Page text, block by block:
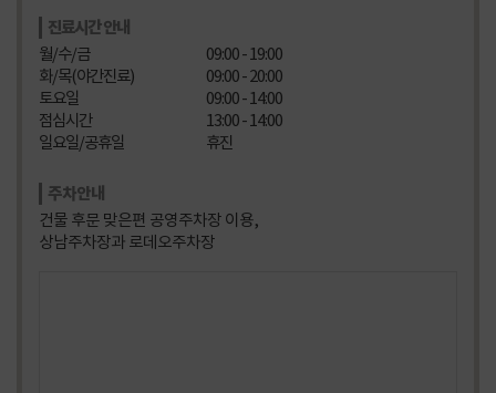
어깨 통증
허리 통증
허리 어깨 손목 통증
팔꿈치 근육통
목통증 일자목
손목, 허리디스크
목디스크
목, 어깨
진료시간 안내
월/수/금
화/목(야간진료)
토요일
점심시간
일요일/공휴일
09:00 - 19:00
09:00 - 20:00
09:00 - 14:00
13:00 - 14:00
휴진
주차안내
건물 후문 맞은편 공영주차장 이용,
상남주차장과 로데오주차장